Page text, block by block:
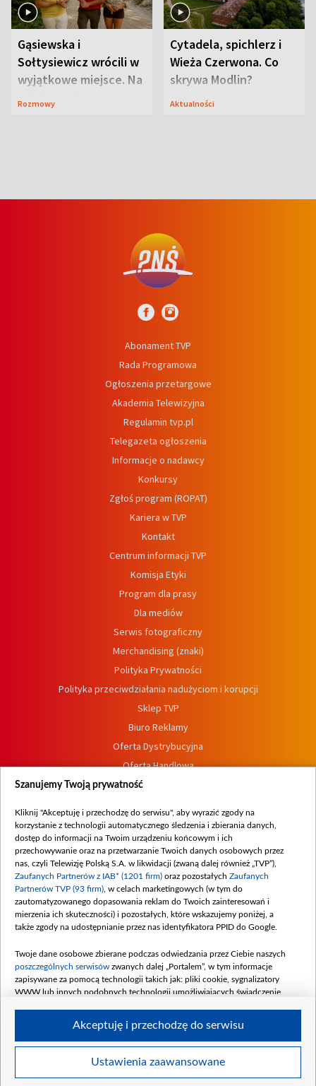
Gąsiewska i
Sołtysiewicz wrócili w
wyjątkowe miejsce. Na
szlaku czekał
Rozmowy
Cytadela, spichlerz i
Wieża Czerwona. Co
skrywa Modlin?
Aktualności
Abonament TVP
Rada Programowa
Ogłoszenia przetargowe
Akademia Telewizyjna
Regulamin tvp.pl
Telegazeta ogłoszenia
Informacje o nadawcy
Konkursy
Zgłoś program (ROPAT)
Kariera w TVP
Kontakt
Centrum informacji TVP
Komisja Etyki
Program dla prasy
Dla mediów
Serwis fotograficzny
Merchandising (znaki)
Polityka Prywatności
Polityka przeciwdziałania nadużyciom i korupcji
Sklep TVP
Biuro Reklamy
Oferta Dystrybucyjna
Oferta Handlowa
Dostępność
Procedura zgłoszeń wewnętrznych
© 2026 Telewizja Polska S. A. w likwidacji
Szanujemy Twoją prywatność
Kliknij "Akceptuję i przechodzę do serwisu", aby wyrazić zgody na
korzystanie z technologii automatycznego śledzenia i zbierania danych,
dostęp do informacji na Twoim urządzeniu końcowym i ich
przechowywanie oraz na przetwarzanie Twoich danych osobowych przez
nas, czyli Telewizję Polską S.A. w likwidacji (zwaną dalej również „TVP”),
Zaufanych Partnerów z IAB* (1201 firm) oraz pozostałych Zaufanych
Partnerów TVP (93 firm) , w celach marketingowych (w tym do
zautomatyzowanego dopasowania reklam do Twoich zainteresowań i
mierzenia ich skuteczności) i pozostałych, które wskazujemy poniżej, a
także zgody na udostępnianie przez nas identyfikatora PPID do Google.
Twoje dane osobowe zbierane podczas odwiedzania przez Ciebie naszych
poszczególnych serwisów zwanych dalej „Portalem”, w tym informacje
zapisywane za pomocą technologii takich jak: pliki cookie, sygnalizatory
WWW lub innych podobnych technologii umożliwiających świadczenie
Twoje dane osobowe zbierane podczas odwiedzania przez Ciebie
Ustawienia zaawansowane
Akceptuję i przechodzę do serwisu